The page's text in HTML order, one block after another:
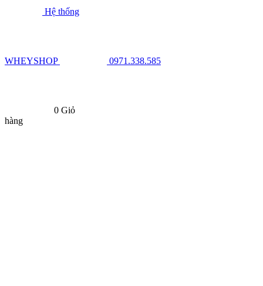
Hệ thống
WHEYSHOP 0971.338.585
0 Giỏ
hàng